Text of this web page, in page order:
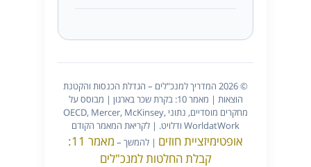
© 2026 המדריך למנכ"לים – הגדלת הכנסות והקטנת
הוצאות | מאמר 10: בקרת שכר בארגון | מבוסס על
מחקרים מוסדיים, נתוני OECD, Mercer, McKinsey,
WorldatWork ודלויט. | לקריאת המאמר הקודם
אופטימיזציית חוזים | להמשך –
מאמר 11:
קבלת החלטות למנכ"לים